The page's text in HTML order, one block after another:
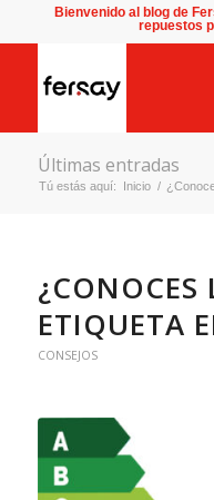
Bienvenido al blog de
repuestos
Últimas entradas
Tú estás aquí: Inicio /
¿CONOCES
ETIQUETA
CONSEJOS